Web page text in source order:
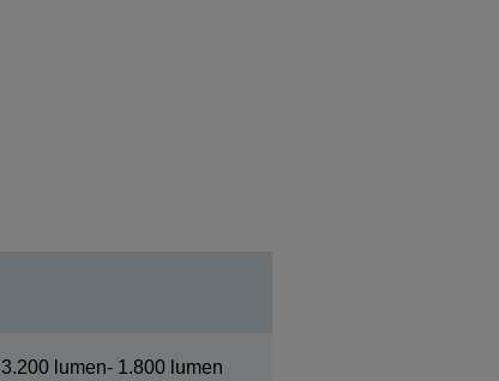
3.200 lumen- 1.800 lumen